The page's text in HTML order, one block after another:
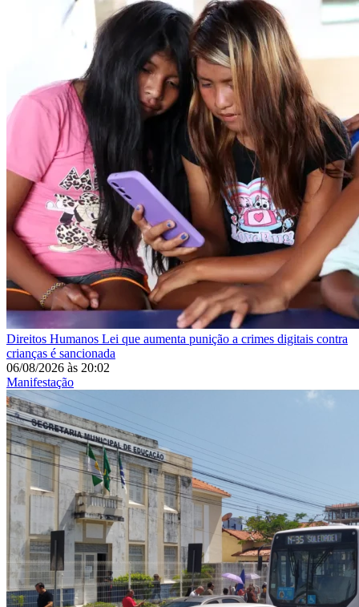
Direitos Humanos Lei que aumenta punição a crimes digitais contra
crianças é sancionada
06/08/2026 às 20:02
Manifestação